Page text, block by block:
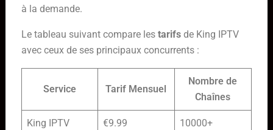
à la demande.
Le tableau suivant compare les tarifsde King IPTV
avec ceux de ses principaux concurrents :
Service Tarif Mensuel
Nombre de
Chaînes
King IPTV €9.99 10000+